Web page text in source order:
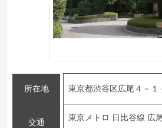
所在地 東京都渋谷区広尾４－１
交通
東京メトロ 日比谷線 広